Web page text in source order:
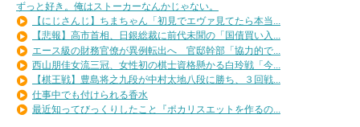
ずっと好き。俺はストーカーなんかじゃない。
【にじさんじ】ちまちゃん「初見でエヴァ見てたら本当...
【悲報】高市首相、日銀総裁に前代未聞の「国債買い入...
エース級の財務官僚が異例転出へ 官邸幹部「協力的で...
西山朋佳女流三冠、女性初の棋士資格懸かる白玲戦「今...
【棋王戦】豊島将之九段が中村太地八段に勝ち、３回戦...
仕事中でも付けられる香水
最近知ってびっくりしたこと『ポカリスエットを作るの...